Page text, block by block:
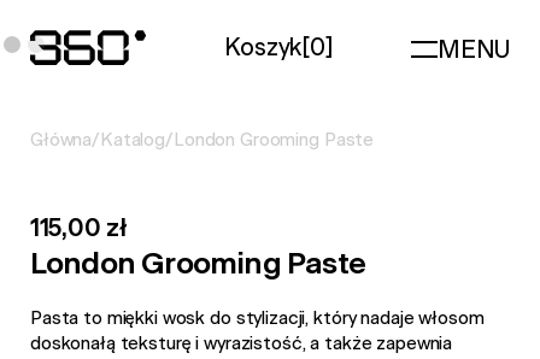
Koszyk 0 MENU
Główna/ Katalog/ London Grooming Paste
London Grooming Paste
115,00 zł
Pasta to miękki wosk do stylizacji, który nadaje włosom
doskonałą teksturę i wyrazistość, a także zapewnia